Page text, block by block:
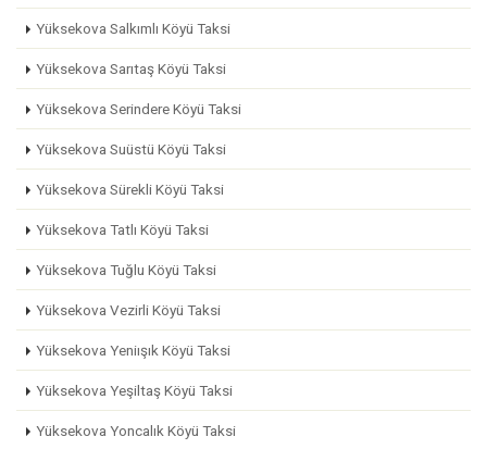
Yüksekova Salkımlı Köyü Taksi
Yüksekova Sarıtaş Köyü Taksi
Yüksekova Serindere Köyü Taksi
Yüksekova Suüstü Köyü Taksi
Yüksekova Sürekli Köyü Taksi
Yüksekova Tatlı Köyü Taksi
Yüksekova Tuğlu Köyü Taksi
Yüksekova Vezirli Köyü Taksi
Yüksekova Yeniışık Köyü Taksi
Yüksekova Yeşiltaş Köyü Taksi
Yüksekova Yoncalık Köyü Taksi